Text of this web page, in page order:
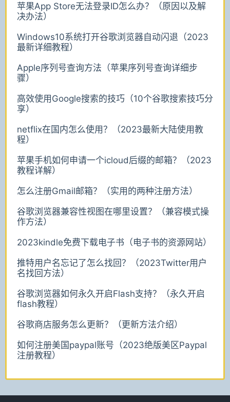
苹果App Store无法登录ID怎么办？（原因以及解
决办法）
Windows10系统打开谷歌浏览器自动闪退（2023
最新详细教程）
Apple序列号查询方法（苹果序列号查询详细步
骤）
高效使用Google搜索的技巧（10个谷歌搜索技巧分
享）
netflix在国内怎么使用？（2023最新大陆使用教
程）
苹果手机如何申请一个icloud后缀的邮箱？（2023
教程详解）
怎么注册Gmail邮箱？（实用的两种注册方法）
谷歌浏览器兼容性视图在哪里设置？（兼容模式操
作方法）
2023kindle免费下载电子书（电子书的资源网站）
推特用户名忘记了怎么找回？（2023Twitter用户
名找回方法）
谷歌浏览器如何永久开启Flash支持？（永久开启
flash教程）
谷歌商店服务怎么更新？（更新方法介绍）
如何注册美国paypal账号（2023绝版美区Paypal
注册教程）